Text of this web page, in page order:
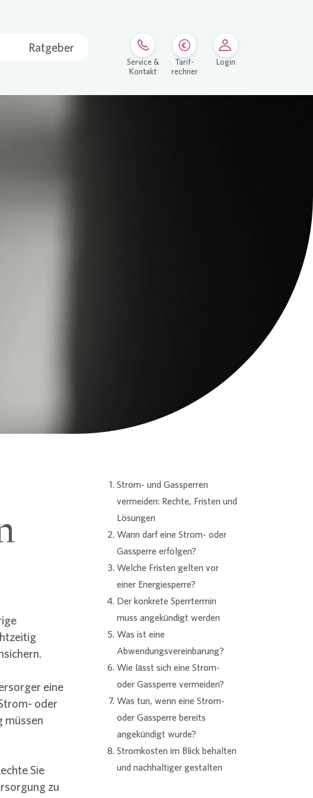
Ratgeber
Service &
Kontakt
Tarif-
rechner
Login
eine
oder
müssen
Sie
zu
Strom- und Gassperren
vermeiden: Rechte, Fristen und
Lösungen
Wann darf eine Strom- oder
Gassperre erfolgen?
Welche Fristen gelten vor
einer Energiesperre?
Der konkrete Sperrtermin
muss angekündigt werden
Was ist eine
Abwendungsvereinbarung?
Wie lässt sich eine Strom-
oder Gassperre vermeiden?
Was tun, wenn eine Strom-
oder Gassperre bereits
angekündigt wurde?
Stromkosten im Blick behalten
und nachhaltiger gestalten